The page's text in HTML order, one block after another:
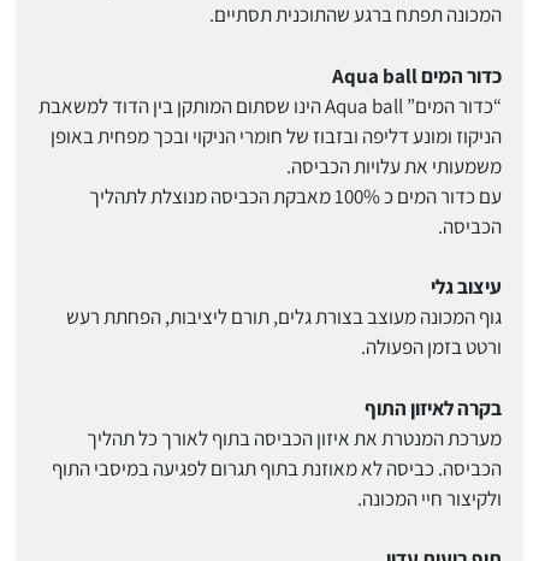
המכונה תפתח ברגע שהתוכנית תסתיים.
כדור המים Aqua ball
“כדור המים” Aqua ball הינו שסתום המותקן בין הדוד למשאבת
הניקוז ומונע דליפה ובזבוז של חומרי הניקוי ובכך מפחית באופן
משמעותי את עלויות הכביסה.
עם כדור המים כ 100% מאבקת הכביסה מנוצלת לתהליך
הכביסה.
עיצוב גלי
גוף המכונה מעוצב בצורת גלים, תורם ליציבות, הפחתת רעש
ורטט בזמן הפעולה.
בקרה לאיזון התוף
מערכת המנטרת את איזון הכביסה בתוף לאורך כל תהליך
הכביסה. כביסה לא מאוזנת בתוף תגרום לפגיעה במיסבי התוף
ולקיצור חיי המכונה.